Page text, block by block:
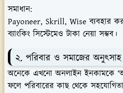
সমাধান:
Payoneer, Skrill, Wise ব্যবহার
ব্যাংকিং সিস্টেমেও টাকা নেয়া সম্ভব।
২. পরিবার ও সমাজের অনুৎসাহ
অনেকে এখনো অনলাইন ইনকামকে
ফলে পরিবারের কাছ থেকে